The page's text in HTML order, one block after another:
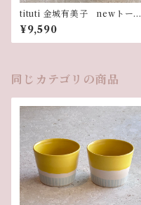
tituti 金城有美子 newトール
カップ サンゴブルー【2個セッ
ト】
¥9,590
同じカテゴリの商品